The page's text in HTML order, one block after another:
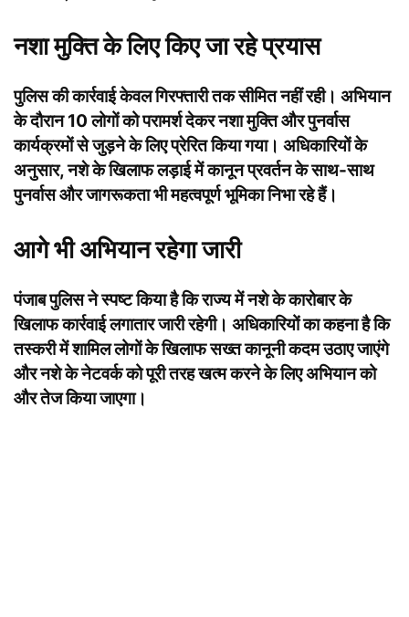
नशा मुक्ति के लिए किए जा रहे प्रयास
पुलिस की कार्रवाई केवल गिरफ्तारी तक सीमित नहीं रही। अभियान
के दौरान 10 लोगों को परामर्श देकर नशा मुक्ति और पुनर्वास
कार्यक्रमों से जुड़ने के लिए प्रेरित किया गया। अधिकारियों के
अनुसार, नशे के खिलाफ लड़ाई में कानून प्रवर्तन के साथ-साथ
पुनर्वास और जागरूकता भी महत्वपूर्ण भूमिका निभा रहे हैं।
आगे भी अभियान रहेगा जारी
पंजाब पुलिस ने स्पष्ट किया है कि राज्य में नशे के कारोबार के
खिलाफ कार्रवाई लगातार जारी रहेगी। अधिकारियों का कहना है कि
तस्करी में शामिल लोगों के खिलाफ सख्त कानूनी कदम उठाए जाएंगे
और नशे के नेटवर्क को पूरी तरह खत्म करने के लिए अभियान को
और तेज किया जाएगा।